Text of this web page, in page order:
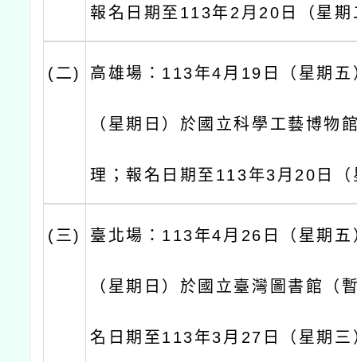
報名日期至113年2月20日（星期
(二) 高雄場：113年4月19日（星期
（星期日）於國立科學工藝博物
理；報名日期至113年3月20日（
(三) 臺北場：113年4月26日（星期
（星期日）於國立臺灣圖書館（
名日期至113年3月27日（星期三